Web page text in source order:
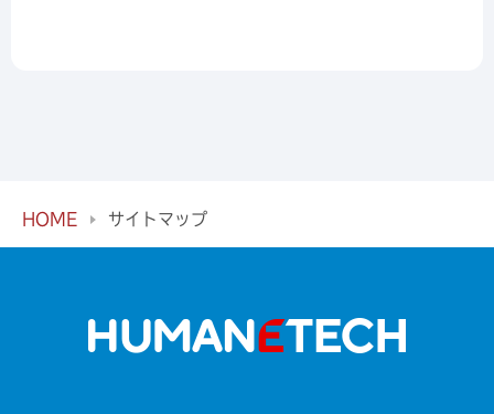
HOME サイトマップ